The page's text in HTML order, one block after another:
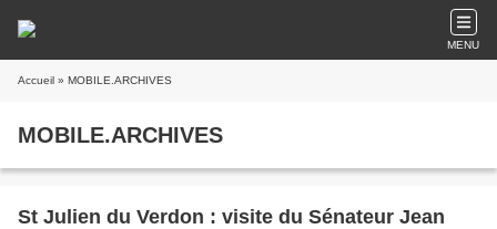
MENU
Accueil » MOBILE.ARCHIVES
MOBILE.ARCHIVES
St Julien du Verdon : visite du Sénateur Jean